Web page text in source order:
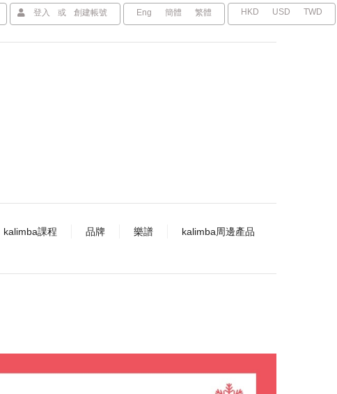
登入 或 創建帳號 Eng 簡體 繁體 HKD USD TWD
kalimba課程 品牌 樂譜
kalimba周邊產品